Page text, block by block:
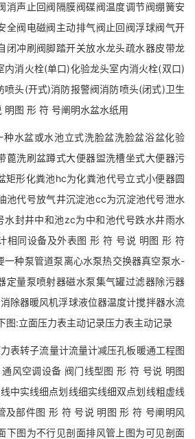
消声止回阀隔膜阀碟阀温度调节阀绷簧安
全阀电磁阀主动排气阀止回阀浮球阀气开
闭冲刷阀脚踏开关放水龙头疏水器皮带龙
内消火栓(单口)化验龙头室内消火栓(双口)
喷头(开式)消防报警阀消防喷头(闭式)卫生
明图 形 符 号阐明水盆水纸用
水盆或水池立式洗脸盆洗脸盆浴盆化验
蓖洗刷盆蹲式大便器盥洗槽坐式大便器污
矩形化粪池hc为化粪池代号立式小便器圆
池代号放气井沉淀池cc为沉淀池代号泄水
水封井中和池zc为中和池代号跌水井雨水
相同设备及外表图 形 符 号说 明图 形 符
一种泵管道泵离心水泵热交换器真空泵水-
定量泵喷射器磁水泵集气罐过滤器除污器
除器暖风机浮球液位器温度计搅拌器水流
图:立面压力表主动记录压力表主动记录
转子流量计流量计减压孔板暖通工程图
风空调设备 阀门线型图 形 符 号说 明图
中实线细点划线细实线细双点划线粗虚线
及部件图 形 符 号说 明图 形 符 号阐明风
下图为不行见剖面排风管上图为可见剖面